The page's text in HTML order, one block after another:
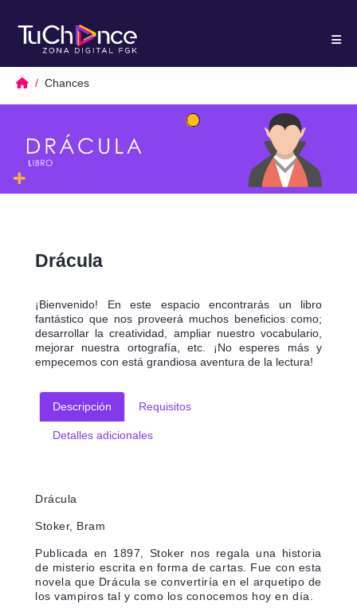
Chances
Drácula
¡Bienvenido! En este espacio encontrarás un libro
fantástico que nos proveerá muchos beneficios como;
desarrollar la creatividad, ampliar nuestro vocabulario,
mejorar nuestra ortografía, etc. ¡No esperes más y
empecemos con está grandiosa aventura de la lectura!
Descripción Requisitos
Detalles adicionales
Drácula
Stoker, Bram
Publicada en 1897, Stoker nos regala una historia
de misterio escrita en forma de cartas. Fue con esta
novela que Drácula se convertiría en el arquetipo de
los vampiros tal y como los conocemos hoy en día.